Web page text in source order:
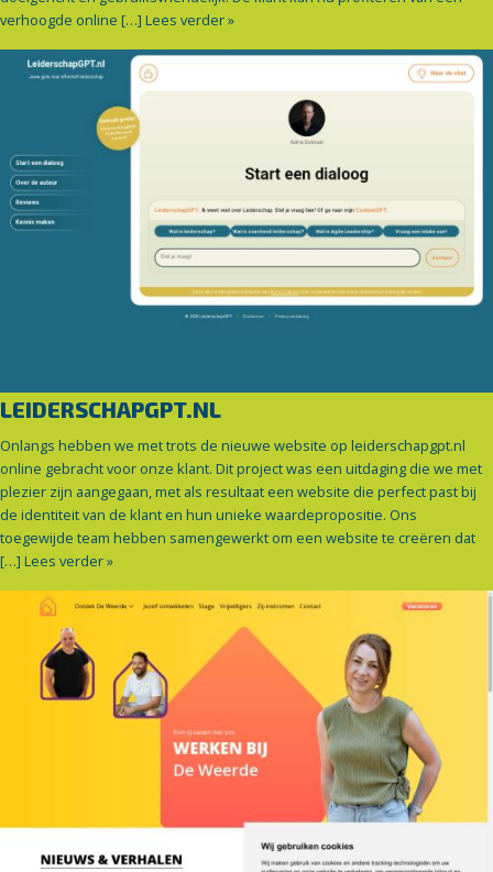
verhoogde online […] Lees verder »
LEIDERSCHAPGPT.NL
Onlangs hebben we met trots de nieuwe website op leiderschapgpt.nl
online gebracht voor onze klant. Dit project was een uitdaging die we met
plezier zijn aangegaan, met als resultaat een website die perfect past bij
de identiteit van de klant en hun unieke waardepropositie. Ons
toegewijde team hebben samengewerkt om een website te creëren dat
[…] Lees verder »